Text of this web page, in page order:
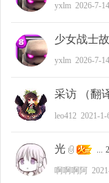
yxlm 2026-7-14
少女战士
yxlm 2026-7-14
采访 （翻
leo412 2021-1-
光 ... 2
啊啊啊阿